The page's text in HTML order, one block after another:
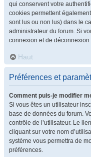
qui conservent votre
cookies permettent
sont lus ou non lus) dans le
administrateur du forum. Si
connexion et de
Haut
Préférences et
Comment puis-je modifier
Si vous êtes un utilisateur
base de données du forum.
contrôle de l’utilisateur. Le
cliquant sur votre nom
système vous permettra de
préférences.